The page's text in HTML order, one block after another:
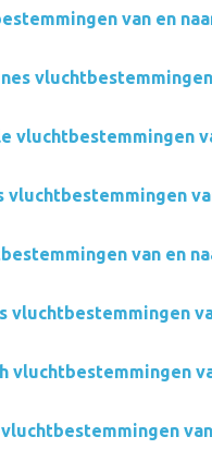
van en
vluchtbestemmingen
vluchtbestemmingen
van en
vluchtbestemmingen
vluchtbestemmingen